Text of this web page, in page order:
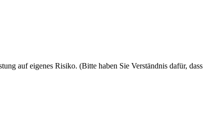
auf eigenes Risiko. (Bitte haben Sie Verständnis dafür, dass